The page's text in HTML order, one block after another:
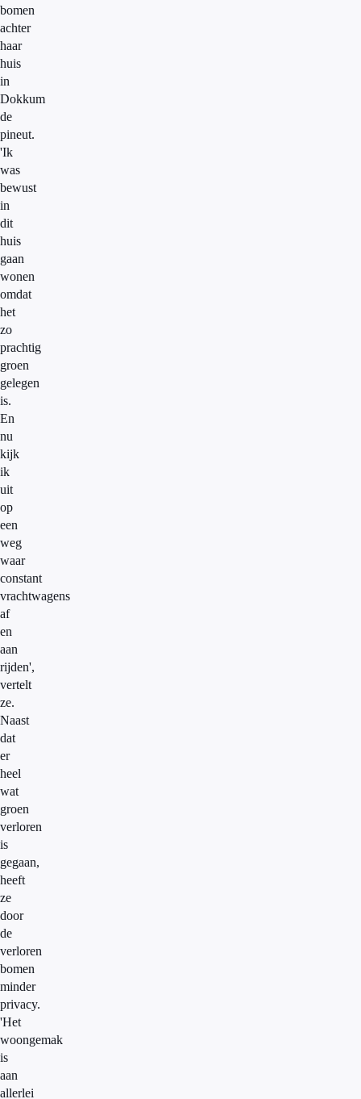
bomen
achter
haar
huis
in
Dokkum
de
pineut.
'Ik
was
bewust
in
dit
huis
gaan
wonen
omdat
het
zo
prachtig
groen
gelegen
is.
En
nu
kijk
ik
uit
op
een
weg
waar
constant
vrachtwagens
af
en
aan
rijden',
vertelt
ze.
Naast
dat
er
heel
wat
groen
verloren
is
gegaan,
heeft
ze
door
de
verloren
bomen
minder
privacy.
'Het
woongemak
is
aan
allerlei